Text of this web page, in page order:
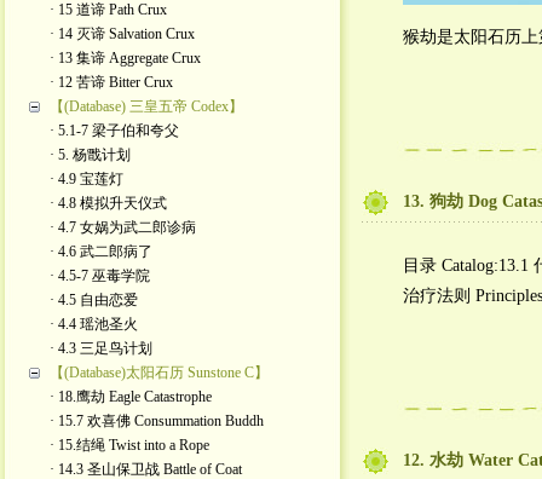
· 15 道谛 Path Crux
· 14 灭谛 Salvation Crux
· 13 集谛 Aggregate Crux
· 12 苦谛 Bitter Crux
【(Database) 三皇五帝 Codex】
· 5.1-7 梁子伯和夸父
· 5. 杨戬计划
· 4.9 宝莲灯
· 4.8 模拟升天仪式
· 4.7 女娲为武二郎诊病
· 4.6 武二郎病了
· 4.5-7 巫毒学院
· 4.5 自由恋爱
· 4.4 瑶池圣火
· 4.3 三足鸟计划
【(Database)太阳石历 Sunstone C】
· 18.鹰劫 Eagle Catastrophe
· 15.7 欢喜佛 Consummation Buddh
· 15.结绳 Twist into a Rope
· 14.3 圣山保卫战 Battle of Coat
猴劫是太阳石历上
13. 狗劫 Dog
目录 Catalog:13.1
治疗法则
12. 水劫 Water